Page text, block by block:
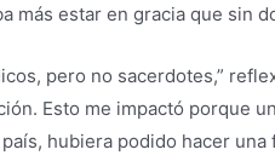
más estar en gracia que sin
pero no sacerdotes,”
Esto me impactó porque
hubiera podido hacer